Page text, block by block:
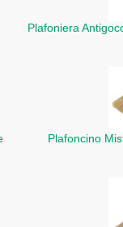
Plafoniera
Plafoncino